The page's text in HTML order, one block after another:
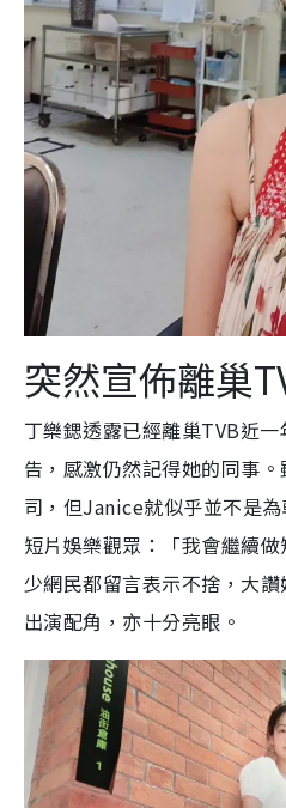
突然宣佈離巢
丁樂鍶透露已經離巢TVB近
告，感激仍然記得她的同事
司，但Janice就似乎並不是
短片娛樂觀眾：「我會繼續
少網民都留言表示不捨，大
出演配角，亦十分亮眼。